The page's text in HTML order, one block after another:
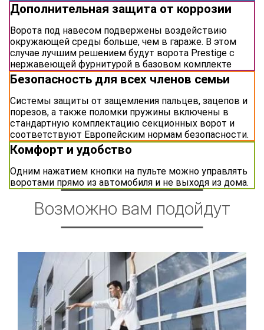
Дополнительная защита от коррозии
Ворота под навесом подвержены воздействию
окружающей среды больше, чем в гараже. В этом
случае лучшим решением будут ворота Prestige с
нержавеющей фурнитурой в базовом комплекте
Безопасность для всех членов семьи
Системы защиты от защемления пальцев, зацепов и
порезов, а также поломки пружины включены в
стандартную комплектацию секционных ворот и
соответствуют Европейским нормам безопасности.
Комфорт и удобство
Одним нажатием кнопки на пульте можно управлять
воротами прямо из автомобиля и не выходя из дома.
Возможно вам подойдут